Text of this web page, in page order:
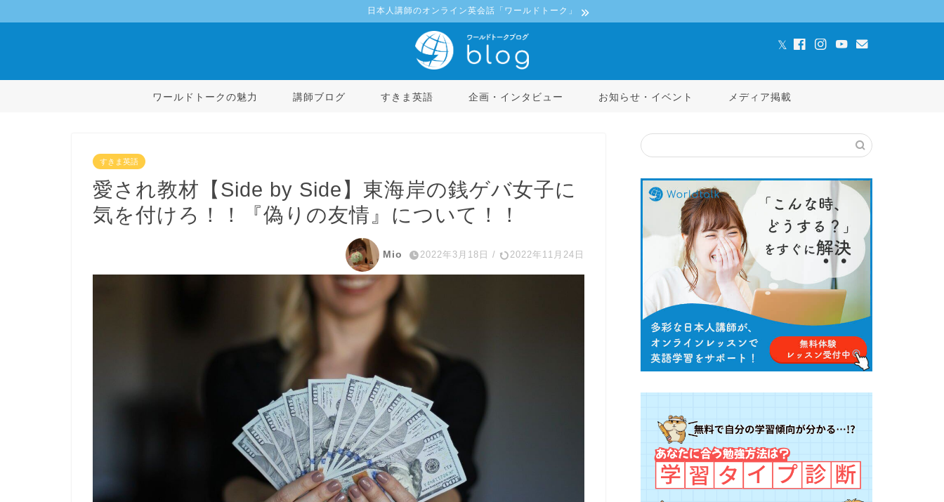
日本人講師のオンライン英会話「ワールドトーク」
ワールドトークの魅力 講師ブログ すきま英語 企画・インタビュー お知らせ・イベント メディア掲載
すきま英語
愛され教材【Side by Side】東海岸の銭ゲバ女子に
気を付けろ！！『偽りの友情』について！！
Mio 2022年3月18日 / 2022年11月24日